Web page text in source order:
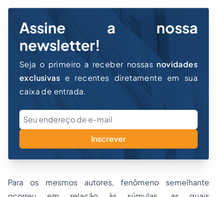
Assine a nossa
newsletter!
Seja o primeiro a receber nossas novidades
exclusivas e recentes diretamente em sua
caixa de entrada.
Inscrever
Para os mesmos autores, fenômeno semelhante